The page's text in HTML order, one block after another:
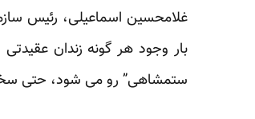
غلامحسین اسماعیلی، رئیس
بار وجود هر گونه زندان
ستمشاهی” رو می شود، حتی